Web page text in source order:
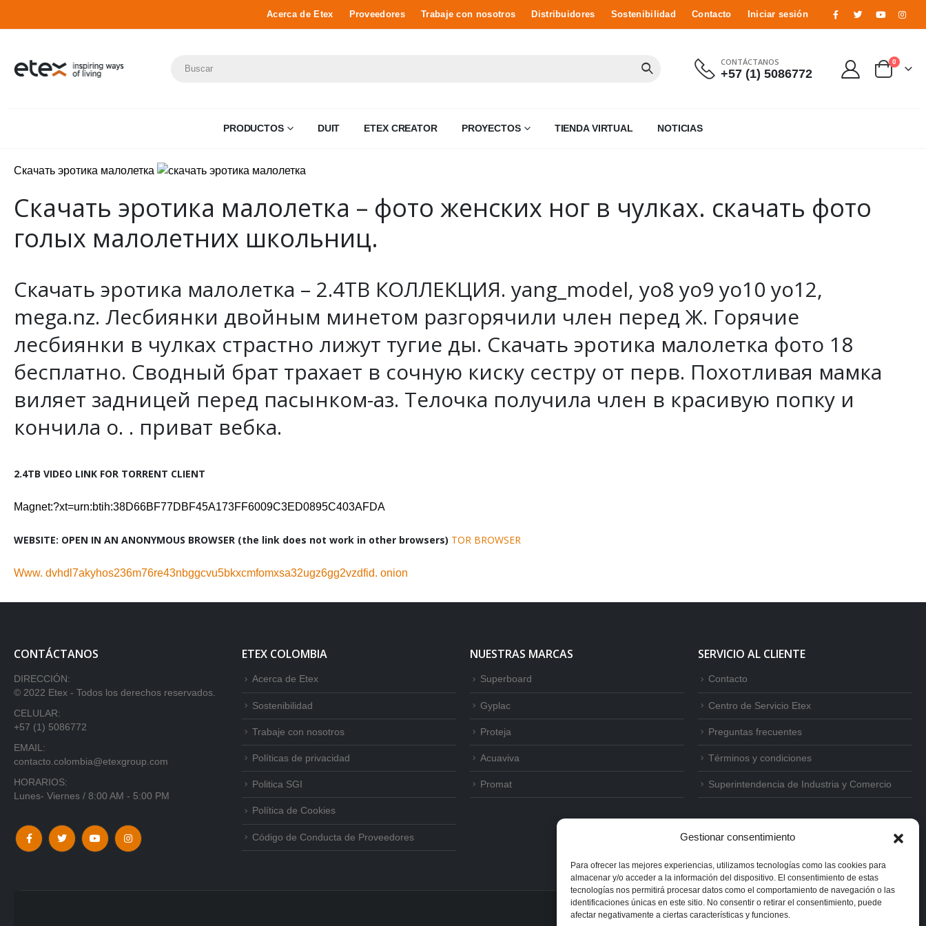
Gestionar consentimiento
Para ofrecer las mejores experiencias, utilizamos tecnologías como las cookies para
almacenar y/o acceder a la información del dispositivo. El consentimiento de estas
tecnologías nos permitirá procesar datos como el comportamiento de navegación o las
identificaciones únicas en este sitio. No consentir o retirar el consentimiento, puede
afectar negativamente a ciertas características y funciones.
Acerca de Etex Proveedores Trabaje con nosotros Distribuidores Sostenibilidad Contacto Iniciar sesión
CONTÁCTANOS
+57 (1) 5086772
0
PRODUCTOS DUIT ETEX CREATOR PROYECTOS TIENDA VIRTUAL NOTICIAS
Скачать эротика малолетка
Скачать эротика малолетка – фото женских ног в чулках. скачать фото
голых малолетних школьниц.
Скачать эротика малолетка – 2.4TB КОЛЛЕКЦИЯ. yang_model, yo8 yo9 yo10 yo12,
mega.nz. Лесбиянки двойным минетом разгорячили член перед Ж. Горячие
лесбиянки в чулках страстно лижут тугие ды. Скачать эротика малолетка фото 18
бесплатно. Сводный брат трахает в сочную киску сестру от перв. Похотливая мамка
виляет задницей перед пасынком-аз. Телочка получила член в красивую попку и
кончила о. . приват вебка.
2.4TB VIDEO LINK FOR TORRENT CLIENT
Magnet:?xt=urn:btih:38D66BF77DBF45A173FF6009C3ED0895C403AFDA
WEBSITE: OPEN IN AN ANONYMOUS BROWSER (the link does not work in other browsers) TOR BROWSER
Www. dvhdl7akyhos236m76re43nbggcvu5bkxcmfomxsa32ugz6gg2vzdfid. onion
CONTÁCTANOS
DIRECCIÓN:
© 2022 Etex - Todos los derechos reservados.
CELULAR:
+57 (1) 5086772
EMAIL:
contacto.colombia@etexgroup.com
HORARIOS:
Lunes- Viernes / 8:00 AM - 5:00 PM
ETEX COLOMBIA
Acerca de Etex
Sostenibilidad
Trabaje con nosotros
Políticas de privacidad
Politica SGI
Política de Cookies
Código de Conducta de Proveedores
NUESTRAS MARCAS
Superboard
Gyplac
Proteja
Acuaviva
Promat
SERVICIO AL CLIENTE
Contacto
Centro de Servicio Etex
Preguntas frecuentes
Términos y condiciones
Superintendencia de Industria y Comercio